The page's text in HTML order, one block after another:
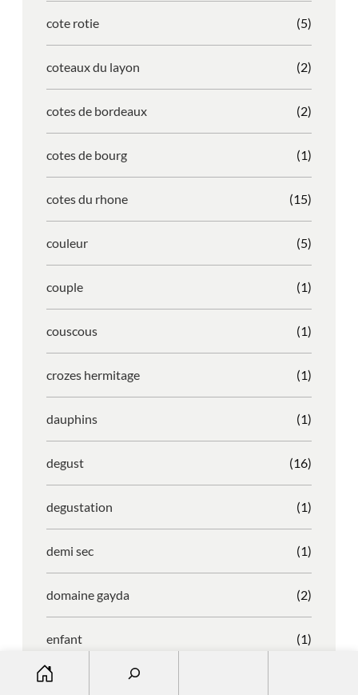
cote rotie (5)
coteaux du layon (2)
cotes de bordeaux (2)
cotes de bourg (1)
cotes du rhone (15)
couleur (5)
couple (1)
couscous (1)
crozes hermitage (1)
dauphins (1)
degust (16)
degustation (1)
demi sec (1)
domaine gayda (2)
enfant (1)
entreprise